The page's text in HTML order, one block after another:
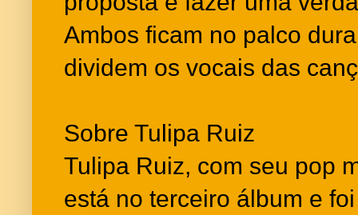
Ambos ficam no palco
dividem os vocais das
Sobre Tulipa Ruiz
Tulipa Ruiz, com seu pop
está no terceiro álbum e